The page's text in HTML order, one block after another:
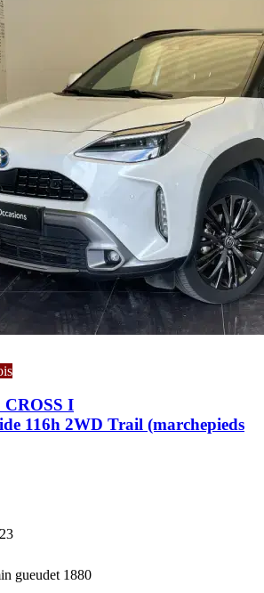
I
116h 2WD Trail (marchepieds
gueudet 1880